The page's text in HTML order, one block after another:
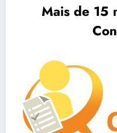
Mais de 15